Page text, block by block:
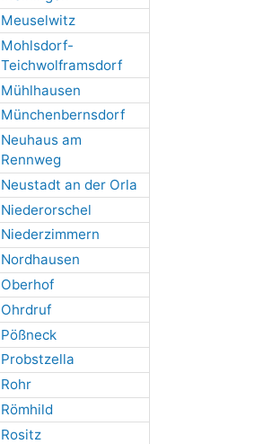
Meuselwitz
Mohlsdorf-
Teichwolframsdorf
Mühlhausen
Münchenbernsdorf
Neuhaus am
Rennweg
Neustadt an der Orla
Niederorschel
Niederzimmern
Nordhausen
Oberhof
Ohrdruf
Pößneck
Probstzella
Rohr
Römhild
Rositz